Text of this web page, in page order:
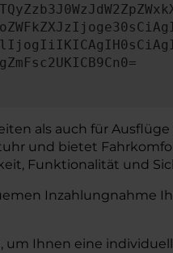
als auch für
und bietet
Funktionalität und
Inzahlungnahme
Ihnen eine